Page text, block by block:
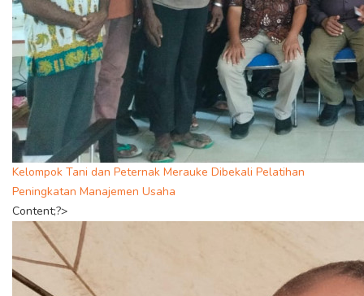
Kelompok Tani dan Peternak Merauke Dibekali Pelatihan
Peningkatan Manajemen Usaha
Content;?>